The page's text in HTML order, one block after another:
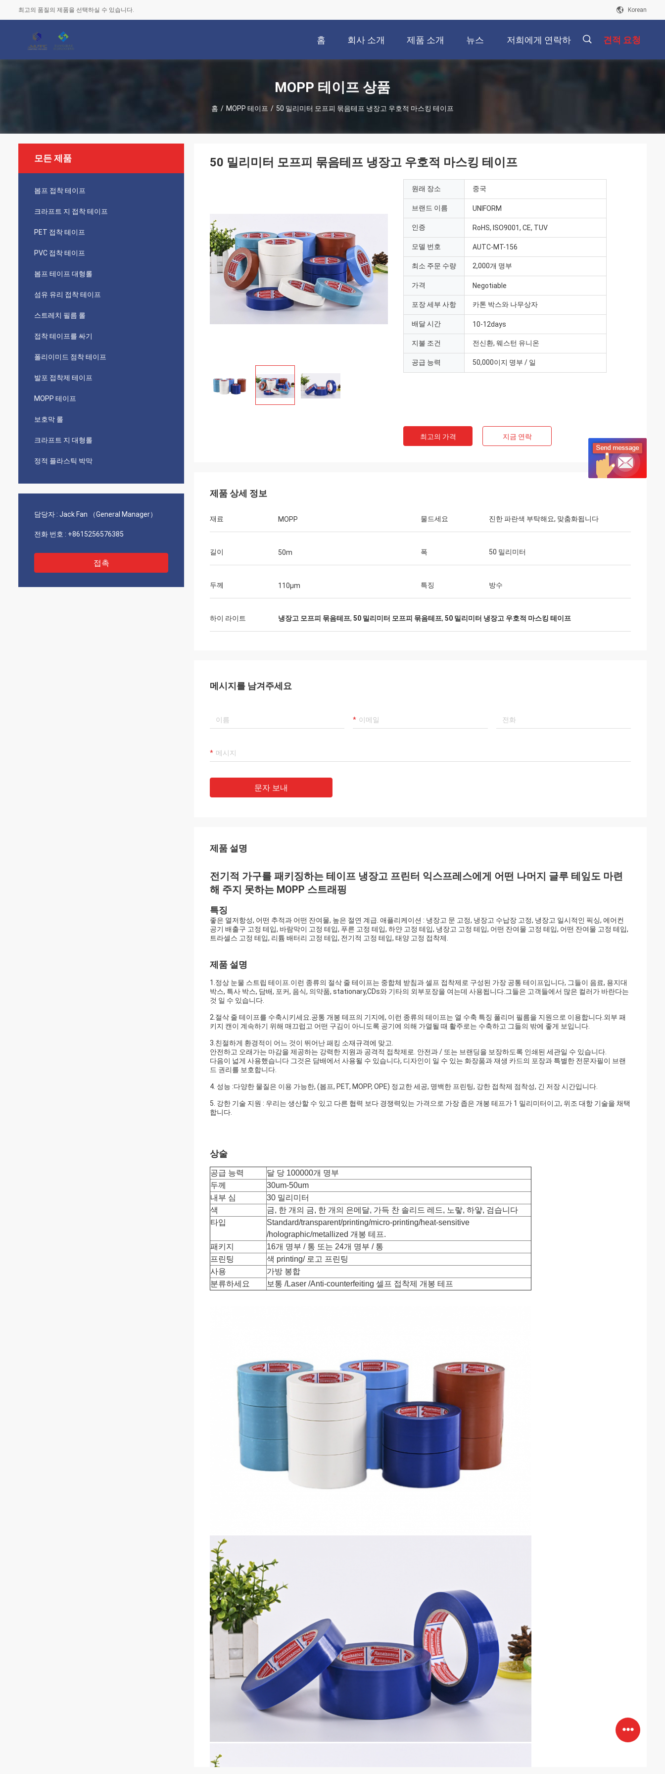
최고의 품질의 제품을 선택하실 수 있습니다. Korean
홈 회사 소개 제품 소개 뉴스 저희에게 연락하 견적 요청
MOPP 테이프 상품
홈 / MOPP 테이프 / 50 밀리미터 모프피 묶음테프 냉장고 우호적 마스킹 테이프
모든 제품
봅프 접착 테이프
크라프트 지 접착 테이프
PET 접착 테이프
PVC 접착 테이프
봅프 테이프 대형롤
섬유 유리 접착 테이프
스트레치 필름 롤
접착 테이프를 싸기
폴리이미드 점착 테이프
발포 접착제 테이프
MOPP 테이프
보호막 롤
크라프트 지 대형롤
정적 플라스틱 박막
담당자 : Jack Fan （General Manager）
전화 번호 : +8615256576385
접촉
50 밀리미터 모프피 묶음테프 냉장고 우호적 마스킹 테이프
원래 장소 중국
브랜드 이름 UNIFORM
인증 RoHS, ISO9001, CE, TUV
모델 번호 AUTC-MT-156
최소 주문 수량 2,000개 명부
가격 Negotiable
포장 세부 사항 카톤 박스와 나무상자
배달 시간 10-12days
지불 조건 전신환, 웨스턴 유니온
공급 능력 50,000이지 명부 / 일
최고의 가격 지금 연락
제품 상세 정보
재료 MOPP 물드세요 진한 파란색 부탁해요, 맞춤화됩니다
길이 50m 폭 50 밀리미터
두께 110μm 특징 방수
하이 라이트 냉장고 모프피 묶음테프, 50 밀리미터 모프피 묶음테프, 50 밀리미터 냉장고 우호적 마스킹 테이프
메시지를 남겨주세요
문자 보내
제품 설명
전기적 가구를 패키징하는 테이프 냉장고 프린터 익스프레스에게 어떤 나머지 글루 테잎도 마련
해 주지 못하는 MOPP 스트래핑
특징
좋은 열저항성, 어떤 추적과 어떤 잔여물, 높은 절연 계급. 애플리케이션 : 냉장고 문 고정, 냉장고 수납장 고정, 냉장고 일시적인 픽싱, 에어컨
공기 배출구 고정 테입, 바람막이 고정 테입, 푸른 고정 테입, 하얀 고정 테입, 냉장고 고정 테입, 어떤 잔여물 고정 테입, 어떤 잔여물 고정 테입,
트라셀스 고정 테입, 리튬 배터리 고정 테입, 전기적 고정 테입, 태양 고정 접착제.
제품 설명
1.정상 눈물 스트립 테이프.이런 종류의 절삭 줄 테이프는 중합체 받침과 셀프 접착제로 구성된 가장 공통 테이프입니다, 그들이 음료, 용지대
박스, 특사 박스, 담배, 포커, 음식, 의약품, stationary,CDs와 기타의 외부포장을 여는데 사용됩니다.그들은 고객들에서 많은 컬러가 바란다는
것 일 수 있습니다.
2.절삭 줄 테이프를 수축시키세요.공통 개봉 테프의 기지에, 이런 종류의 테이프는 열 수축 특징 폴리머 필름을 지원으로 이용합니다.외부 패
키지 캔이 계속하기 위해 매끄럽고 어떤 구김이 아니도록 공기에 의해 가열될 때 활주로는 수축하고 그들의 밖에 좋게 보입니다.
3.친절하게 환경적이 어느 것이 뛰어난 패킹 소재규격에 맞고.
안전하고 오래가는 마감을 제공하는 강력한 지원과 공격적 접착제로. 안전과 / 또는 브랜딩을 보장하도록 인쇄된 세관일 수 있습니다.
다음이 넓게 사용했습니다 그것은 담배에서 사용될 수 있습니다, 디자인이 일 수 있는 화장품과 재생 카드의 포장과 특별한 전문자필이 브랜
드 권리를 보호합니다.
4. 성능 :다양한 물질은 이용 가능한, (봅프, PET, MOPP, OPE) 정교한 세공, 명백한 프린팅, 강한 접착제 점착성, 긴 저장 시간입니다.
5. 강한 기술 지원 : 우리는 생산할 수 있고 다른 협력 보다 경쟁력있는 가격으로 가장 좁은 개봉 테프가 1 밀리미터이고, 위조 대항 기술을 채택
합니다.
상술
공급 능력
달 당 100000개 명부
두께
30um-50um
내부 심
30 밀리미터
색
금, 한 개의 금, 한 개의 은메달, 가득 찬 솔리드 레드, 노랗, 하얗, 검습니다
타입
Standard/transparent/printing/micro-printing/heat-sensitive
/holographic/metallized 개봉 테프.
패키지
16개 명부 / 통 또는 24개 명부 / 통
프린팅
색 printing/ 로고 프린팅
사용
가방 봉합
분류하세요
보통 /Laser /Anti-counterfeiting 셀프 접착제 개봉 테프